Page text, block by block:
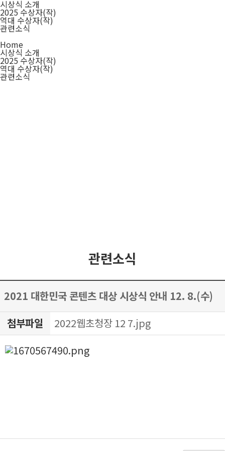
시상식 소개
2025 수상자(작)
역대 수상자(작)
관련소식
Home
시상식 소개
2025 수상자(작)
역대 수상자(작)
관련소식
관련소식
2021 대한민국 콘텐츠 대상 시상식 안내 12. 8.(수)
첨부파일
2022웹초청장 12 7.jpg